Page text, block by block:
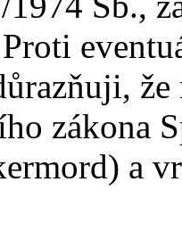
zákona
a